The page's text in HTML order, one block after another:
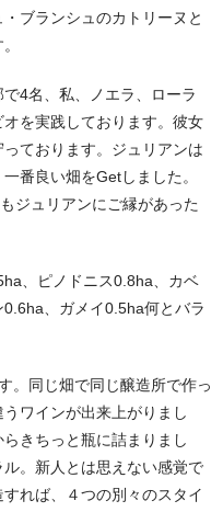
ブランシュのカトリーヌと
4名、私、ノエラ、ローラ
を実践しております。彼女
ております。ジュリアンは
番良い畑をGetしました。
ジュリアンにご縁があった
、ピノドニス0.8ha、カベ
、ガメイ0.5ha何とバラ
。同じ畑で同じ醸造所で作っ
ワインが出来上がりまし
きちっと瓶に詰まりまし
。新人とは思えない感覚で
れば、４つの別々のスタイ